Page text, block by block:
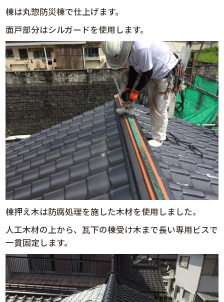
棟は丸惣防災棟で仕上げます。
面戸部分はシルガードを使用します。
棟押え木は防腐処理を施した木材を使用しました。
人工木材の上から、瓦下の棟受け木まで長い専用ビスで
一貫固定します。